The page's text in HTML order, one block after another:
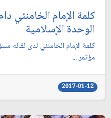
كلمة الإمام الخامنئي
الوحدة الإسلامية
كلمة الإمام الخامنئي لدى لقائه
مؤتمر ...
2017-01-12